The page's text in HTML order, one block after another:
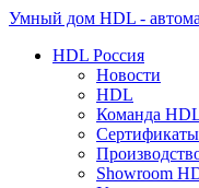
Умный дом HDL -
HDL Россия
Новости
HDL
Команда
Showroom